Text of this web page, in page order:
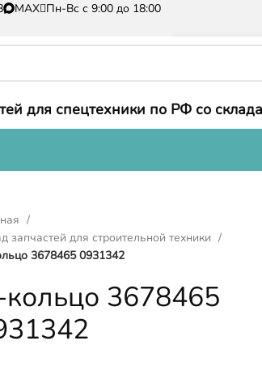
MAX Пн-Вс с 9:00 до 18:00
для спецтехники по РФ со
запчастей для строительной техники
3678465 0931342
3678465